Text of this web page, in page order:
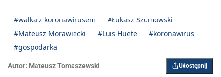
#walka z koronawirusem
#Łukasz Szumowski
#Mateusz Morawiecki
#Luis Huete
#koronawirus
#gospodarka
Autor: Mateusz Tomaszewski Udostępnij